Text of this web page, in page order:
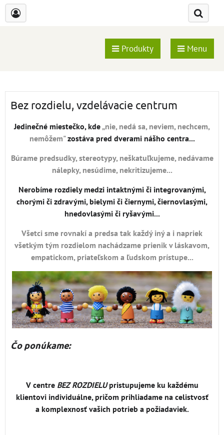
Produkty Menu
Bez rozdielu, vzdelávacie centrum
Jedinečné miestečko, kde„nie, nedá sa, neviem, nechcem,
nemôžem"zostáva pred dverami nášho centra...
Búrame predsudky, stereotypy, neškatuľkujeme, nedávame
nálepky, nesúdime, nekritizujeme...
Nerobíme rozdiely medzi intaktnými či integrovanými,
chorými či zdravými, bielymi či čiernymi, čiernovlasými,
hnedovlasými či ryšavými...
Všetci sme rovnakí a predsa tak každý iný a i napriek
všetkým tým rozdielom nachádzame prienik v láskavom,
empatickom, priateľskom a ľudskom prístupe...
Čo ponúkame:
V centre BEZ ROZDIELUpristupujeme ku každému
klientovi individuálne, pričom prihliadame na celistvosť
a komplexnosť vašich potrieb a požiadaviek.